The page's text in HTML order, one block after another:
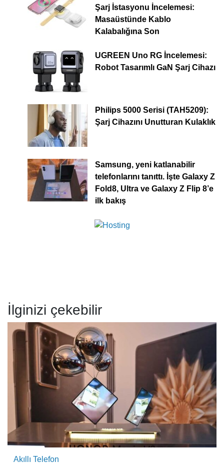
Şarj İstasyonu İncelemesi:
Masaüstünde Kablo
Kalabalığına Son
UGREEN Uno RG İncelemesi:
Robot Tasarımlı GaN Şarj Cihazı
Philips 5000 Serisi (TAH5209):
Şarj Cihazını Unutturan Kulaklık
Samsung, yeni katlanabilir
telefonlarını tanıttı. İşte Galaxy Z
Fold8, Ultra ve Galaxy Z Flip 8’e
ilk bakış
İlginizi çekebilir
Akıllı Telefon